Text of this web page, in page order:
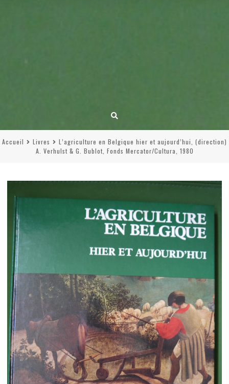
Accueil Livres
L’agriculture en Belgique hier et aujourd’hui, (direction)
A. Verhulst & G. Bublot, Fonds Mercator/Cultura, 1980